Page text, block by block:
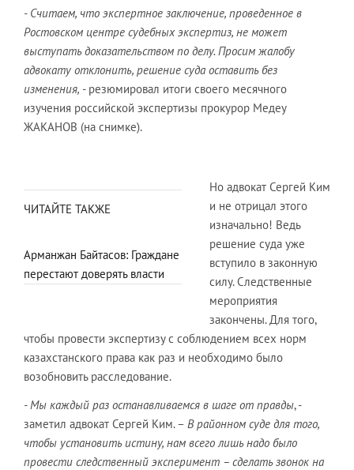
- Считаем, что экспертное заключение, проведенное в
Ростовском центре судебных экспертиз, не может
выступать доказательством по делу. Просим жалобу
адвокату отклонить, решение суда оставить без
изменения, - резюмировал итоги своего месячного
изучения российской экспертизы прокурор Медеу
ЖАКАНОВ (на снимке).
ЧИТАЙТЕ ТАКЖЕ
Арманжан Байтасов: Граждане
перестают доверять власти
Но адвокат Сергей Ким
и не отрицал этого
изначально! Ведь
решение суда уже
вступило в законную
силу. Следственные
мероприятия
закончены. Для того,
чтобы провести экспертизу с соблюдением всех норм
казахстанского права как раз и необходимо было
возобновить расследование.
- Мы каждый раз останавливаемся в шаге от правды, -
заметил адвокат Сергей Ким. – В районном суде для того,
чтобы установить истину, нам всего лишь надо было
провести следственный эксперимент – сделать звонок на